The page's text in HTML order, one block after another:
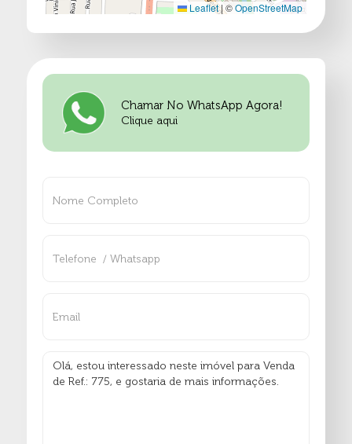
Leaflet|©OpenStreetMap
Chamar No WhatsApp Agora!
Clique aqui